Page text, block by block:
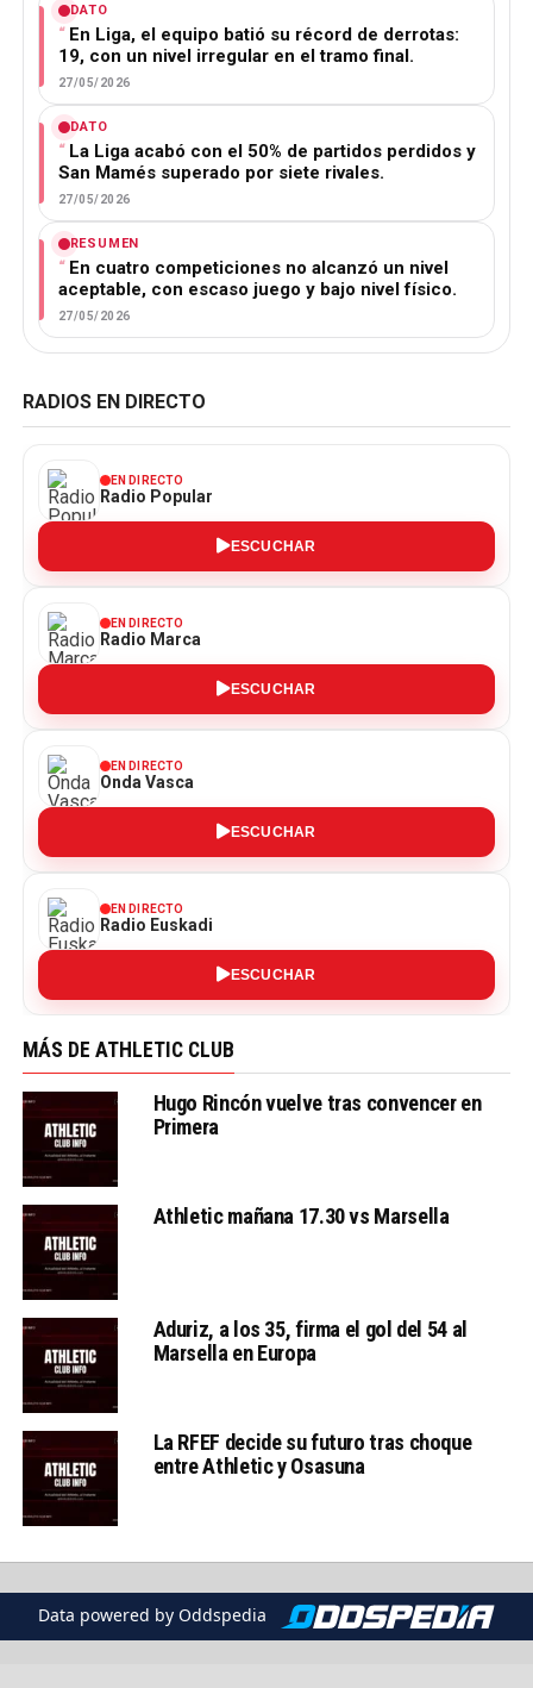
DATO
En Liga, el equipo batió su récord de derrotas:
19, con un nivel irregular en el tramo final.
27/05/2026
DATO
La Liga acabó con el 50% de partidos perdidos y
San Mamés superado por siete rivales.
27/05/2026
RESUMEN
En cuatro competiciones no alcanzó un nivel
aceptable, con escaso juego y bajo nivel físico.
27/05/2026
RADIOS EN DIRECTO
EN DIRECTO
Radio Popular
ESCUCHAR
EN DIRECTO
Radio Marca
ESCUCHAR
EN DIRECTO
Onda Vasca
ESCUCHAR
EN DIRECTO
Radio Euskadi
ESCUCHAR
MÁS DE ATHLETIC CLUB
Hugo Rincón vuelve tras convencer en
Primera
Athletic mañana 17.30 vs Marsella
Aduriz, a los 35, firma el gol del 54 al
Marsella en Europa
La RFEF decide su futuro tras choque
entre Athletic y Osasuna
Data powered by Oddspedia